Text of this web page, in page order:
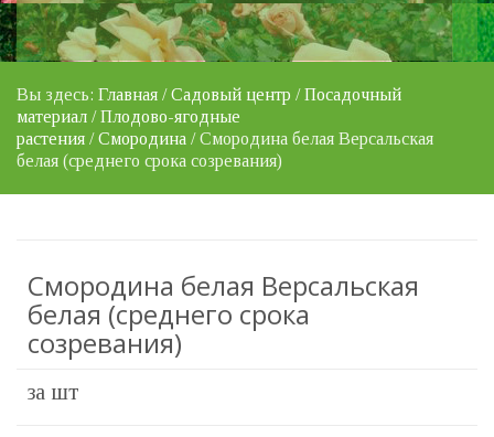
Вы здесь: Главная /Садовый центр /Посадочный
материал /Плодово-ягодные
растения /Смородина / Смородина белая Версальская
белая (среднего срока созревания)
Смородина белая Версальская
белая (среднего срока
созревания)
за шт